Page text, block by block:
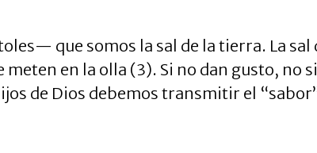
que somos la sal de la tierra. La sal
en la olla (3). Si no dan gusto, no
de Dios debemos transmitir el